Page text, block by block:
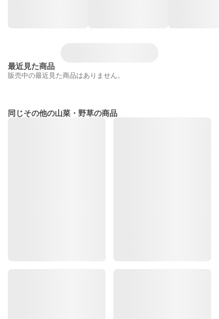
最近見た商品
販売中の最近見た商品はありません。
同じその他の山菜・野草の商品